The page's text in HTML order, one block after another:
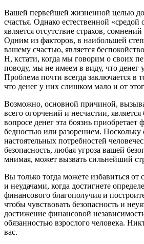
Вашей первейшей жизненной целью
счастья. Однако естественной «средой
является отсутствие страхов,
Одним из факторов, в наибольшей
вашему счастью, является
Н, кстати, когда мы говорим о своих
поводу, мы не имеем в виду, что денег
Проблема почти всегда заключается в
что денег у них слишком мало и от
Возможно, основной причиной,
всего огорчений и несчастии,
вопросе денег эта боязнь приобретает
бедностью или разорением.
настоятельных потребностей
безопасность, любая угроза вашей
мнимая, может вызвать сильнейший
Вы только тогда можете избавиться от
и неудачами, когда достигнете
финансового благополучия и
чтобы чувствовать безопасность и
достижение финансовой
обязанностью взрослого человека.
вас.